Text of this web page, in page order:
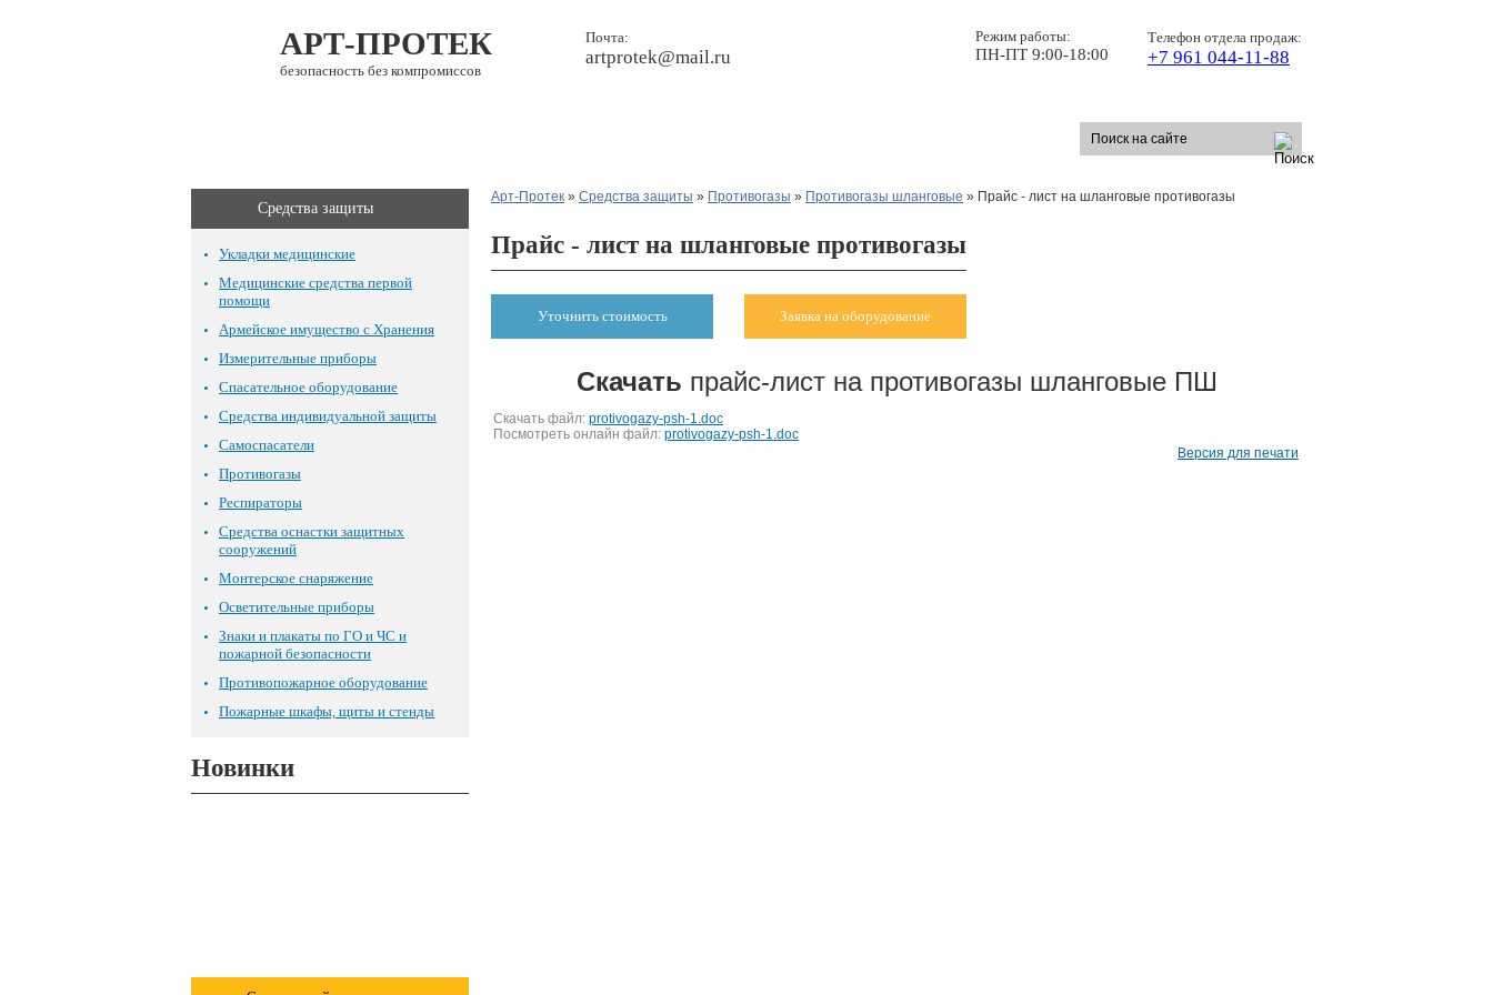
АРТ-ПРОТЕК
безопасность без компромиссов
Почта:
artprotek@mail.ru
Телефон отдела продаж:
+7 961 044-11-88
Режим работы:
ПН-ПТ 9:00-18:00
Средства защиты
Укладки медицинские
Медицинские средства первой
помощи
Армейское имущество с Хранения
Измерительные приборы
Спасательное оборудование
Средства индивидуальной защиты
Самоспасатели
Противогазы
Респираторы
Средства оснастки защитных
сооружений
Монтерское снаряжение
Осветительные приборы
Знаки и плакаты по ГО и ЧС и
пожарной безопасности
Противопожарное оборудование
Пожарные шкафы, щиты и стенды
Новинки
Арт-Протек » Средства защиты » Противогазы » Противогазы шланговые » Прайс - лист на шланговые противогазы
Прайс - лист на шланговые противогазы
Уточнить стоимость Заявка на оборудование
Скачать прайс-лист на противогазы шланговые ПШ
Скачать файл: protivogazy-psh-1.doc
Посмотреть онлайн файл: protivogazy-psh-1.doc
Версия для печати